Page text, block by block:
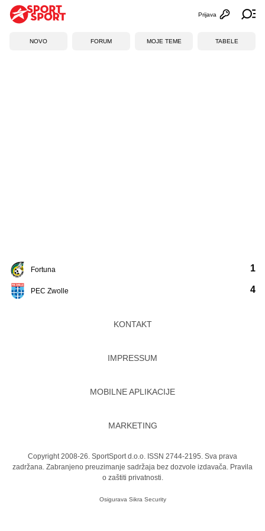
Otvori
Prijava
NOVO FORUM MOJE TEME TABELE
Fortuna
PEC Zwolle
1
4
KONTAKT
IMPRESSUM
MOBILNE APLIKACIJE
MARKETING
Copyright 2008-26. SportSport d.o.o. ISSN 2744-2195. Sva prava
zadržana. Zabranjeno preuzimanje sadržaja bez dozvole izdavača. Pravila
o zaštiti privatnosti.
Osigurava Sikra Security